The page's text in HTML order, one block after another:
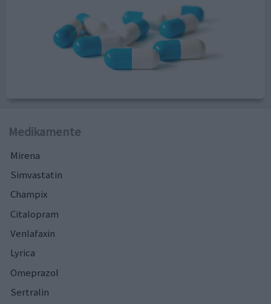
Medikamente
Mirena
Simvastatin
Champix
Citalopram
Venlafaxin
Lyrica
Omeprazol
Sertralin